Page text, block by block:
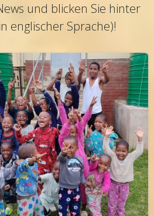
und blicken Sie hinter
englischer Sprache)!